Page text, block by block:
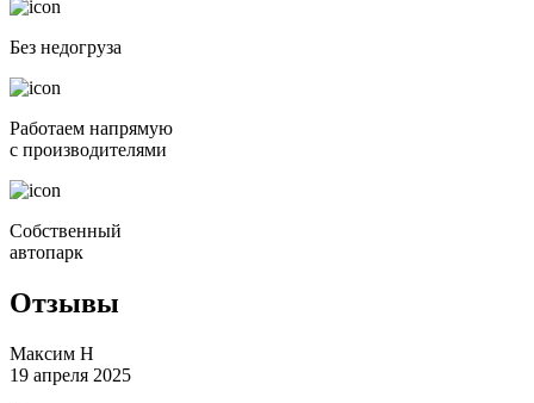
Без недогруза
Работаем напрямую
с произво­дите­лями
Собственный
автопарк
Отзывы
Максим Н
19 апреля 2025